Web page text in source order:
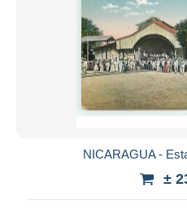
NICARAGUA -
±